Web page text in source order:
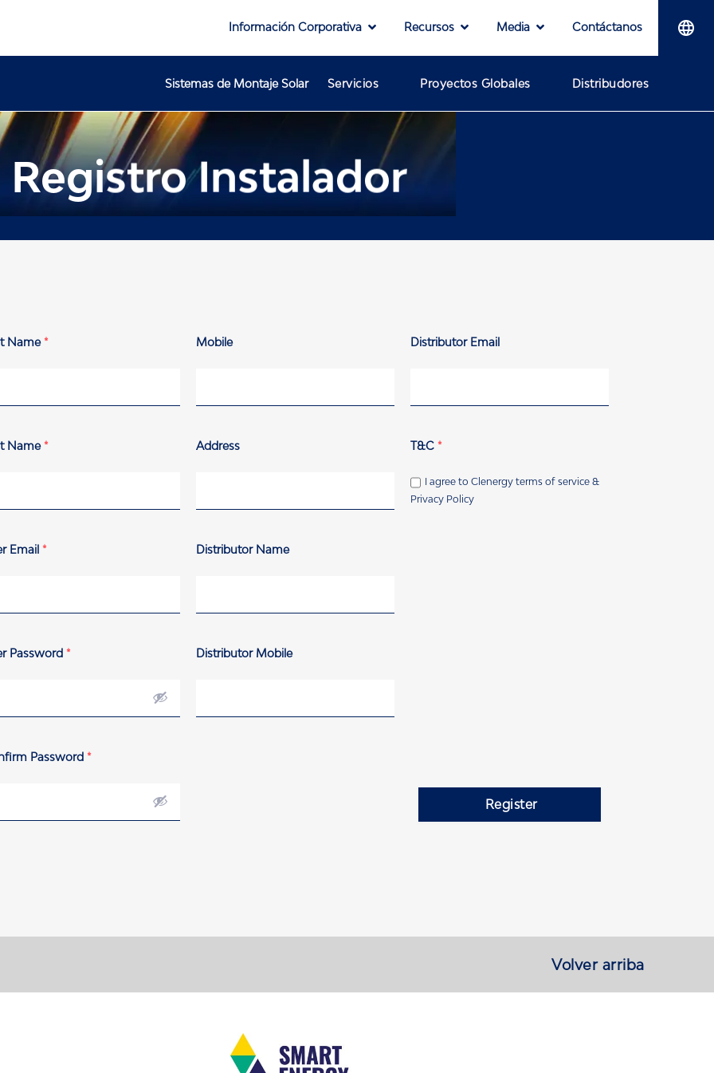
Información Corporativa Recursos Media Contáctanos
Sistemas de Montaje Solar Servicios Proyectos Globales Distribudores
Instalador
Name *
Name *
Email *
Password *
Password *
Mobile
Address
Distributor Name
Distributor Mobile
Distributor Email
T&C *
I agree to Clenergy terms of service &
Privacy Policy
Register
Volver arriba